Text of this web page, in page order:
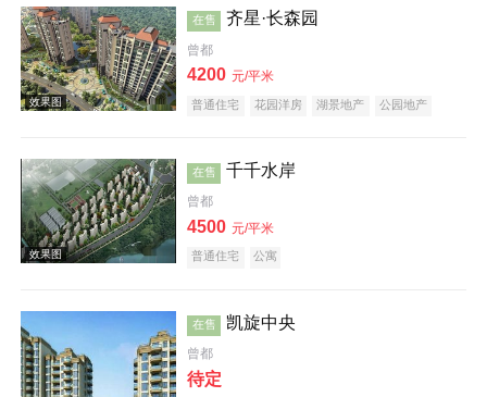
效果图
效果图
在售 齐星·长森园
曾都
4200 元/平米
普通住宅 花园洋房 湖景地产 公园地产
在售 千千水岸
曾都
4500 元/平米
普通住宅 公寓
在售 凯旋中央
曾都
待定